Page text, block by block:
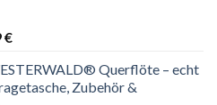
€
€Aktueller
ist:
299,99 €.
Querflöte – echt
Zubehör &